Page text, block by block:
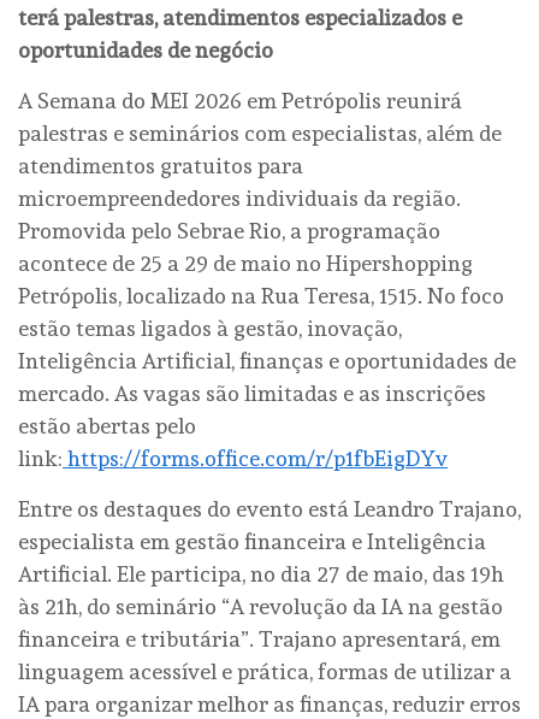
terá palestras, atendimentos especializados e
oportunidades de negócio
A Semana do MEI 2026 em Petrópolis reunirá
palestras e seminários com especialistas, além de
atendimentos gratuitos para
microempreendedores individuais da região.
Promovida pelo Sebrae Rio, a programação
acontece de 25 a 29 de maio no Hipershopping
Petrópolis, localizado na Rua Teresa, 1515. No foco
estão temas ligados à gestão, inovação,
Inteligência Artificial, finanças e oportunidades de
mercado. As vagas são limitadas e as inscrições
estão abertas pelo
link: https://forms.office.com/r/p1fbEigDYv
Entre os destaques do evento está Leandro Trajano,
especialista em gestão financeira e Inteligência
Artificial. Ele participa, no dia 27 de maio, das 19h
às 21h, do seminário “A revolução da IA na gestão
financeira e tributária”. Trajano apresentará, em
linguagem acessível e prática, formas de utilizar a
IA para organizar melhor as finanças, reduzir erros